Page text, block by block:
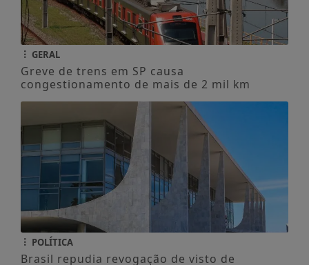
GERAL
Greve de trens em SP causa
congestionamento de mais de 2 mil km
POLÍTICA
Brasil repudia revogação de visto de